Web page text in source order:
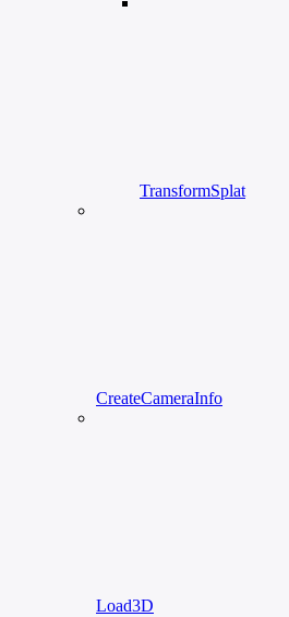
TransformSplat
CreateCameraInfo
Load3D